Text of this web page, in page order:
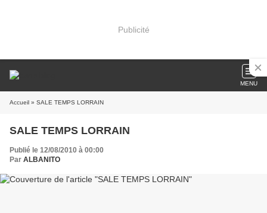
Publicité
MENU
Accueil » SALE TEMPS LORRAIN
SALE TEMPS LORRAIN
Publié le 12/08/2010 à 00:00
Par ALBANITO